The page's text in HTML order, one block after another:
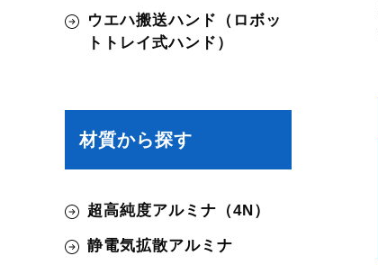
ウエハ搬送ハンド（ロボッ
トトレイ式ハンド）
材質から探す
超高純度アルミナ（4N）
静電気拡散アルミナ